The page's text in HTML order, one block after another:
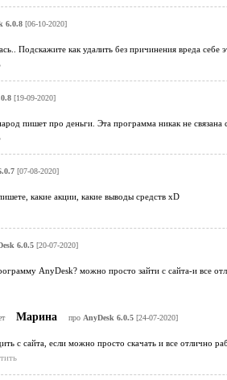
6.0.8[06-10-2020]
Подскажите как удалить без причинения вреда себе
[19-09-2020]
пишет про деньги. Эта программа никак не
[07-08-2020]
какие акции, какие выводы средств xD
6.0.5[20-07-2020]
AnyDesk? можно просто зайти с сайта-и все
Марина про AnyDesk 6.0.5[24-07-2020]
с сайта, если можно просто скачать и все отлично